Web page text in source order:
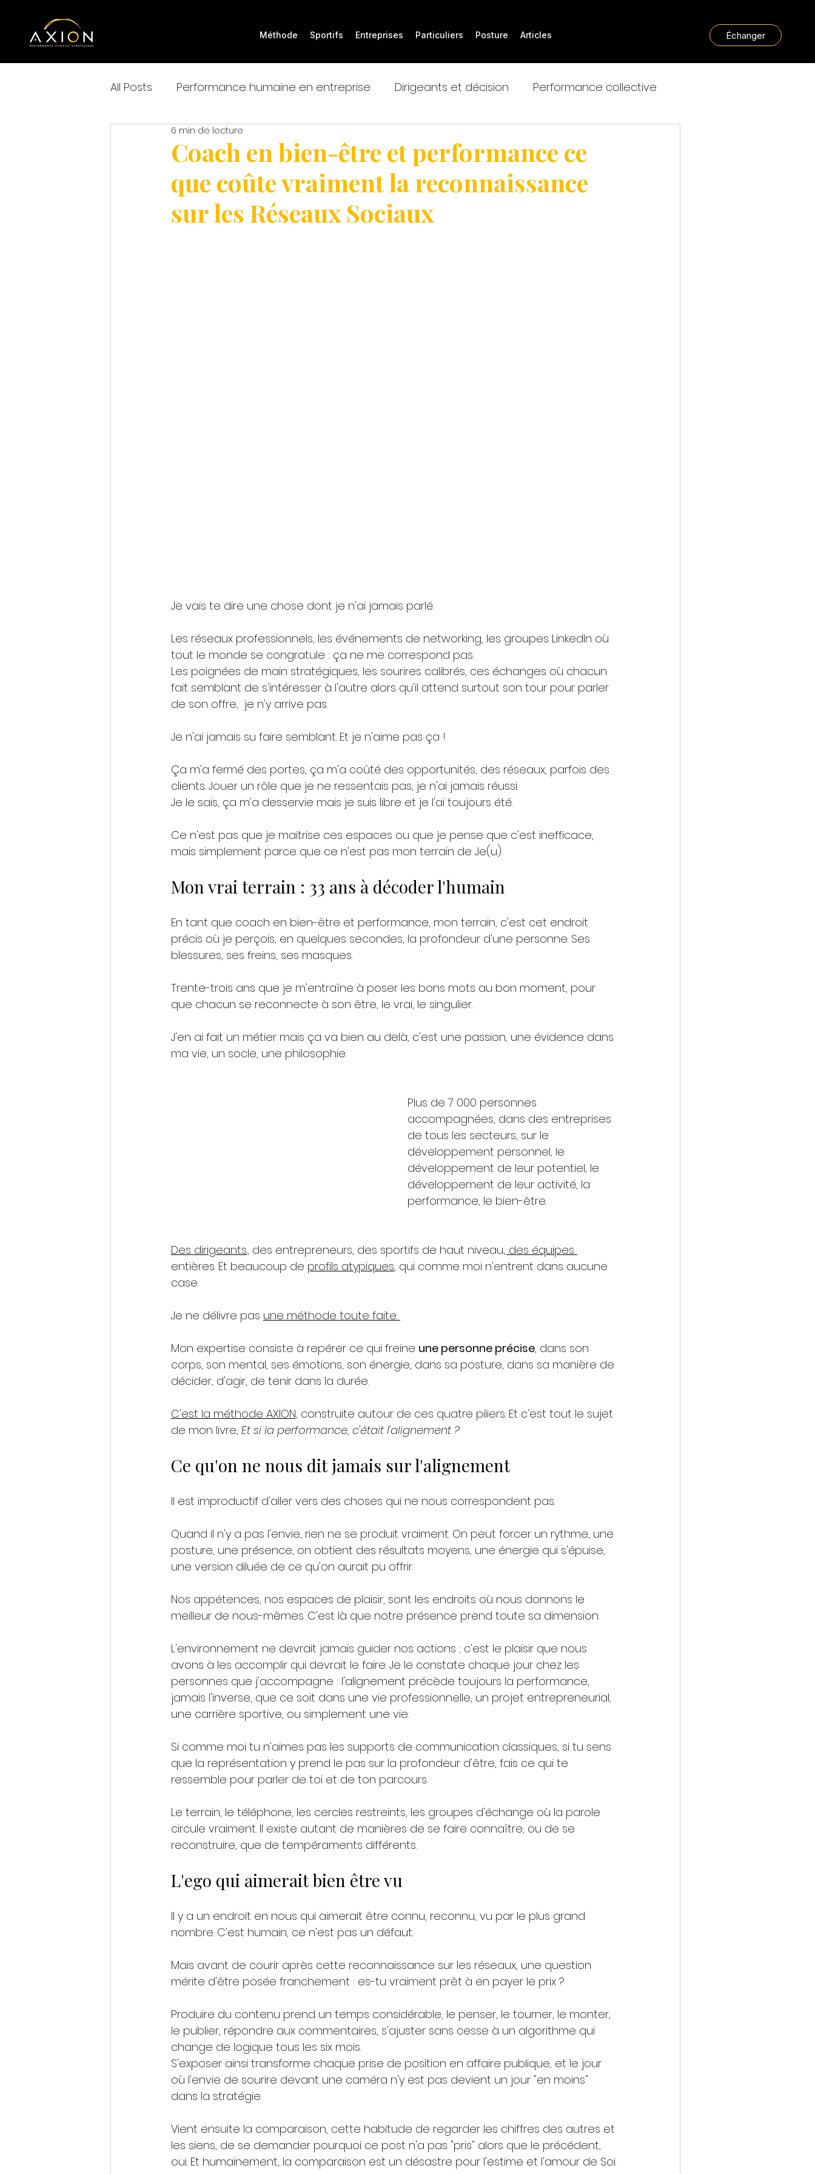
Méthode Sportifs Entreprises Particuliers Posture Articles Échanger
All Posts Performance humaine en entreprise Dirigeants et décision Performance collective
Préparation mentale et sport
Coach en bien-être et performance ce
que coûte vraiment la reconnaissance
sur les Réseaux Sociaux
6 min de lecture
Je vais te dire une chose dont je n'ai jamais parlé.
Les réseaux professionnels, les événements de networking, les groupes LinkedIn où
tout le monde se congratule : ça ne me correspond pas.
Les poignées de main stratégiques, les sourires calibrés, ces échanges où chacun
fait semblant de s'intéresser à l'autre alors qu'il attend surtout son tour pour parler
de son offre,  je n'y arrive pas.
Je n'ai jamais su faire semblant. Et je n'aime pas ça !
Ça m'a fermé des portes, ça m'a coûté des opportunités, des réseaux, parfois des
clients. Jouer un rôle que je ne ressentais pas, je n'ai jamais réussi.
Je le sais, ça m'a desservie mais je suis libre et je l'ai toujours été.
Ce n'est pas que je maitrise ces espaces ou que je pense que c'est inefficace,
mais simplement parce que ce n'est pas mon terrain de Je(u).
Mon vrai terrain : 33 ans à décoder l'humain
En tant que coach en bien-être et performance, mon terrain, c'est cet endroit
précis où je perçois, en quelques secondes, la profondeur d'une personne. Ses
blessures, ses freins, ses masques.
Trente-trois ans que je m'entraîne à poser les bons mots au bon moment, pour
que chacun se reconnecte à son être, le vrai, le singulier.
J'en ai fait un métier mais ça va bien au delà, c'est une passion, une évidence dans
ma vie, un socle, une philosophie.
Plus de 7 000 personnes
accompagnées, dans des entreprises
de tous les secteurs, sur le
développement personnel, le
développement de leur potentiel, le
développement de leur activité, la
performance, le bien-être.
Des dirigeants., des entrepreneurs, des sportifs de haut niveau., des équipes
entières. Et beaucoup de profils atypiques, qui comme moi n'entrent dans aucune
case.
Je ne délivre pas une méthode toute faite.
Mon expertise consiste à repérer ce qui freine une personne précise, dans son
corps, son mental, ses émotions, son énergie, dans sa posture, dans sa manière de
décider, d'agir, de tenir dans la durée.
C'est la méthode AXION, construite autour de ces quatre piliers. Et c'est tout le sujet
de mon livre, Et si la performance, c'était l'alignement ?
Ce qu'on ne nous dit jamais sur l'alignement
Il est improductif d'aller vers des choses qui ne nous correspondent pas.
Quand il n'y a pas l'envie, rien ne se produit vraiment. On peut forcer un rythme, une
posture, une présence, on obtient des résultats moyens, une énergie qui s'épuise,
une version diluée de ce qu'on aurait pu offrir.
Nos appétences, nos espaces de plaisir, sont les endroits où nous donnons le
meilleur de nous-mêmes. C'est là que notre présence prend toute sa dimension.
L'environnement ne devrait jamais guider nos actions ; c'est le plaisir que nous
avons à les accomplir qui devrait le faire. Je le constate chaque jour chez les
personnes que j'accompagne : l'alignement précède toujours la performance,
jamais l'inverse, que ce soit dans une vie professionnelle, un projet entrepreneurial,
une carrière sportive, ou simplement une vie.
Si comme moi tu n'aimes pas les supports de communication classiques, si tu sens
que la représentation y prend le pas sur la profondeur d'être, fais ce qui te
ressemble pour parler de toi et de ton parcours.
Le terrain, le téléphone, les cercles restreints, les groupes d'échange où la parole
circule vraiment. Il existe autant de manières de se faire connaître, ou de se
reconstruire, que de tempéraments différents.
L'ego qui aimerait bien être vu
Il y a un endroit en nous qui aimerait être connu, reconnu, vu par le plus grand
nombre. C'est humain, ce n'est pas un défaut.
Mais avant de courir après cette reconnaissance sur les réseaux, une question
mérite d'être posée franchement : es-tu vraiment prêt à en payer le prix ?
Produire du contenu prend un temps considérable, le penser, le tourner, le monter,
le publier, répondre aux commentaires, s'ajuster sans cesse à un algorithme qui
change de logique tous les six mois.
S'exposer ainsi transforme chaque prise de position en affaire publique, et le jour
où l'envie de sourire devant une caméra n'y est pas devient un jour "en moins"
dans la stratégie.
Vient ensuite la comparaison, cette habitude de regarder les chiffres des autres et
les siens, de se demander pourquoi ce post n'a pas "pris" alors que le précédent,
oui. Et humainement, la comparaison est un désastre pour l'estime et l'amour de Soi.